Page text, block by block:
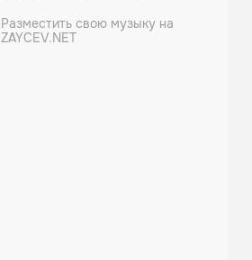
Разместить свою музыку на
ZAYCEV.NET